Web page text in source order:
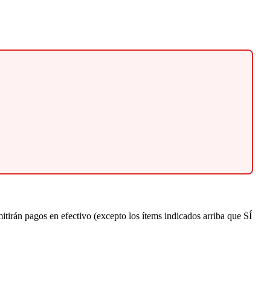
pagos en efectivo (excepto los ítems indicados arriba que SÍ